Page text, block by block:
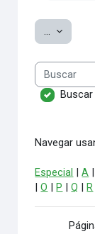
... Exportar
Buscar
Navegar
Especial |A
|O P |Q R